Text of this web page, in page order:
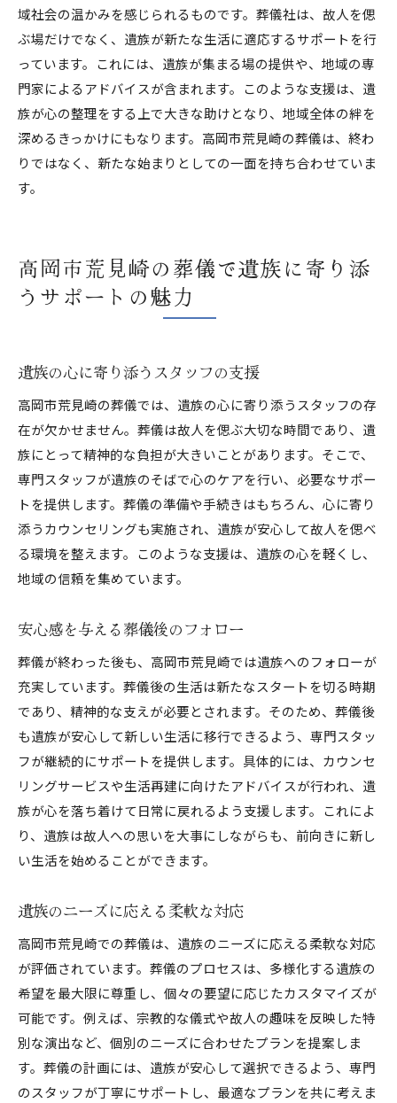
域社会の温かみを感じられるものです。葬儀社は、故人を偲
ぶ場だけでなく、遺族が新たな生活に適応するサポートを行
っています。これには、遺族が集まる場の提供や、地域の専
門家によるアドバイスが含まれます。このような支援は、遺
族が心の整理をする上で大きな助けとなり、地域全体の絆を
深めるきっかけにもなります。高岡市荒見崎の葬儀は、終わ
りではなく、新たな始まりとしての一面を持ち合わせていま
す。
高岡市荒見崎の葬儀で遺族に寄り添
うサポートの魅力
遺族の心に寄り添うスタッフの支援
高岡市荒見崎の葬儀では、遺族の心に寄り添うスタッフの存
在が欠かせません。葬儀は故人を偲ぶ大切な時間であり、遺
族にとって精神的な負担が大きいことがあります。そこで、
専門スタッフが遺族のそばで心のケアを行い、必要なサポー
トを提供します。葬儀の準備や手続きはもちろん、心に寄り
添うカウンセリングも実施され、遺族が安心して故人を偲べ
る環境を整えます。このような支援は、遺族の心を軽くし、
地域の信頼を集めています。
安心感を与える葬儀後のフォロー
葬儀が終わった後も、高岡市荒見崎では遺族へのフォローが
充実しています。葬儀後の生活は新たなスタートを切る時期
であり、精神的な支えが必要とされます。そのため、葬儀後
も遺族が安心して新しい生活に移行できるよう、専門スタッ
フが継続的にサポートを提供します。具体的には、カウンセ
リングサービスや生活再建に向けたアドバイスが行われ、遺
族が心を落ち着けて日常に戻れるよう支援します。これによ
り、遺族は故人への思いを大事にしながらも、前向きに新し
い生活を始めることができます。
遺族のニーズに応える柔軟な対応
高岡市荒見崎での葬儀は、遺族のニーズに応える柔軟な対応
が評価されています。葬儀のプロセスは、多様化する遺族の
希望を最大限に尊重し、個々の要望に応じたカスタマイズが
可能です。例えば、宗教的な儀式や故人の趣味を反映した特
別な演出など、個別のニーズに合わせたプランを提案しま
す。葬儀の計画には、遺族が安心して選択できるよう、専門
のスタッフが丁寧にサポートし、最適なプランを共に考えま